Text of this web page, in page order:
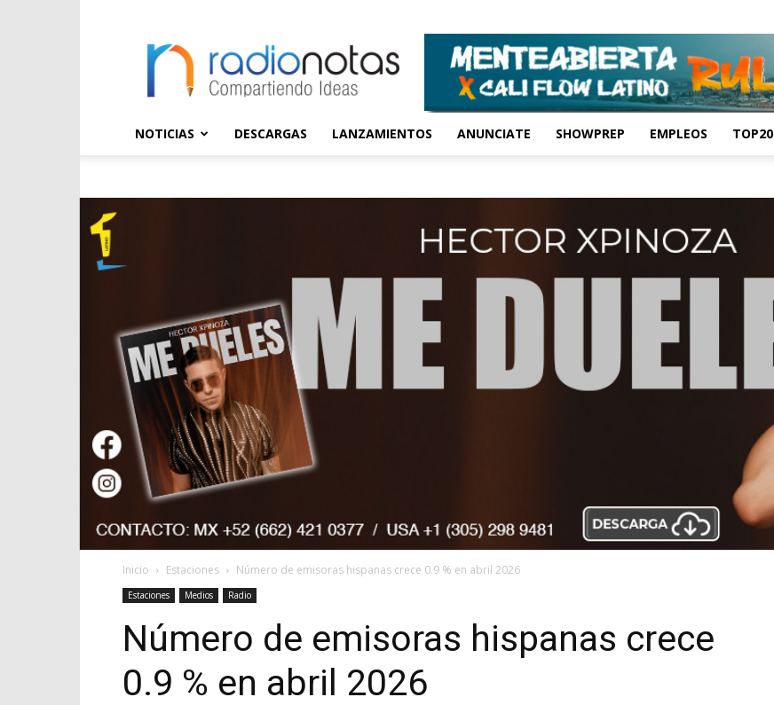
NOTICIAS DESCARGAS LANZAMIENTOS ANUNCIATE SHOWPREP EMPLEOS TOP20
Inicio Estaciones Número de emisoras hispanas crece 0.9 % en abril 2026
Estaciones Medios Radio
Número de emisoras hispanas crece
0.9 % en abril 2026